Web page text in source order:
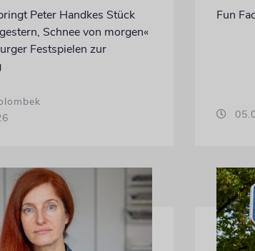
Peter Handkes Stück
Schnee von morgen«
Festspielen zur
Fun